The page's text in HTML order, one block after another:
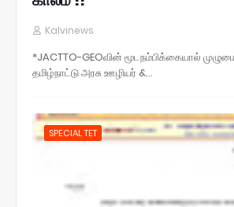
Kalvinews
*JACTTO-GEOவின் மூடநம்பிக்கையால்
தமிழ்நாட்டு அரசு ஊழியர் &…
SPECIAL TET